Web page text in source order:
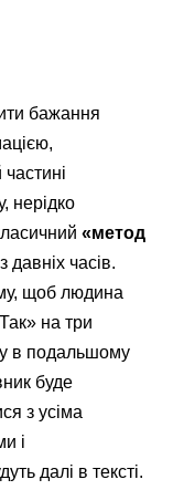
бажання
нерідко
«метод
давніх часів.
щоб людина
на три
в подальшому
буде
з усіма
і
далі в тексті.